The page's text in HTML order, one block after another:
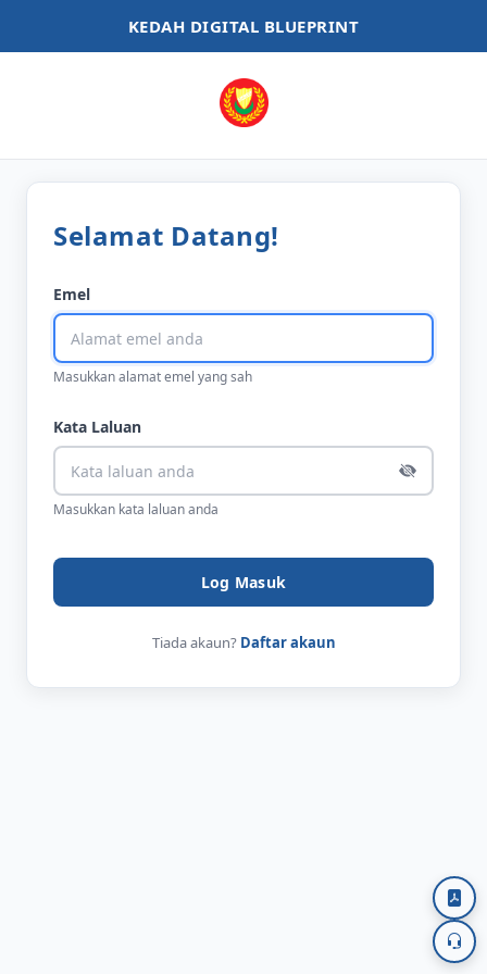
KEDAH DIGITAL BLUEPRINT
Selamat Datang!
Emel
Masukkan alamat emel yang sah
Kata Laluan
Masukkan kata laluan anda
Log Masuk
Tiada akaun? Daftar akaun